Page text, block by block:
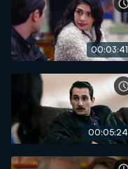
00:03:41
00:05:24